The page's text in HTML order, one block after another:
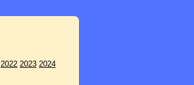
2022 2023 2024